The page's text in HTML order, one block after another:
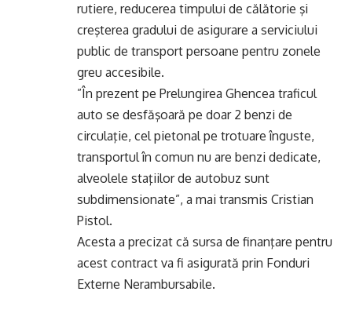
rutiere, reducerea timpului de călătorie şi
creşterea gradului de asigurare a serviciului
public de transport persoane pentru zonele
greu accesibile.
”În prezent pe Prelungirea Ghencea traficul
auto se desfăşoară pe doar 2 benzi de
circulaţie, cel pietonal pe trotuare înguste,
transportul în comun nu are benzi dedicate,
alveolele staţiilor de autobuz sunt
subdimensionate”, a mai transmis Cristian
Pistol.
Acesta a precizat că sursa de finanţare pentru
acest contract va fi asigurată prin Fonduri
Externe Nerambursabile.